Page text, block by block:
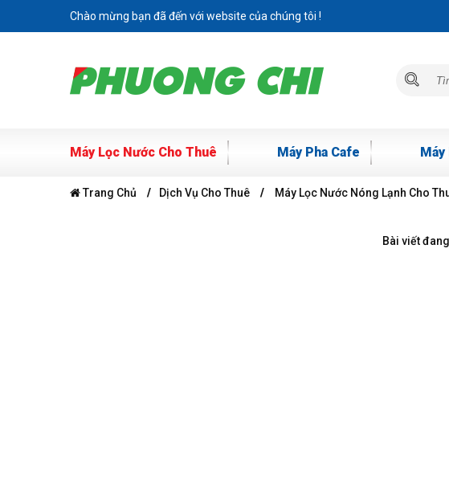
Chào mừng bạn đã đến với website của chúng tôi !
Máy Lọc Nước Cho Thuê Máy Pha Cafe Máy
Trang Chủ Dịch Vụ Cho Thuê Máy Lọc Nước Nóng Lạnh Cho
Bài viết